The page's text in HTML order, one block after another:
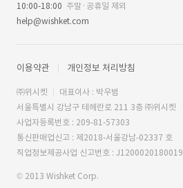
10:00-18:00 주말·공휴일 제외
help@wishket.com
이용약관 개인정보 처리방침
㈜위시켓
대표이사 : 박우범
서울특별시 강남구 테헤란로 211 3층 ㈜위시켓
사업자등록번호 : 209-81-57303
통신판매업신고 : 제2018-서울강남-02337 호
직업정보제공사업 신고번호 : J1200020180019
© 2013 Wishket Corp.